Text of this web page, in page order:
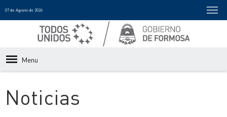
07 de Agosto de 2026
Menu
Noticias